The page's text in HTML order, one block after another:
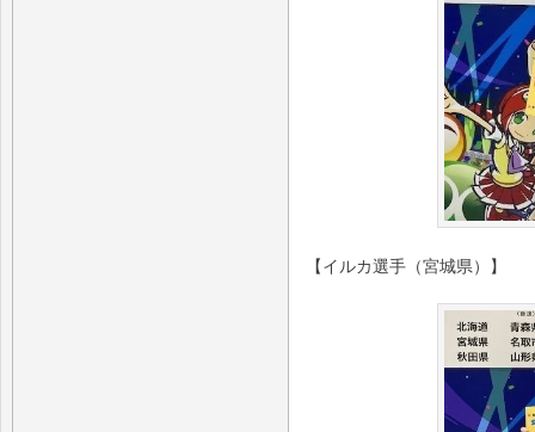
【イルカ選手（宮城県）】